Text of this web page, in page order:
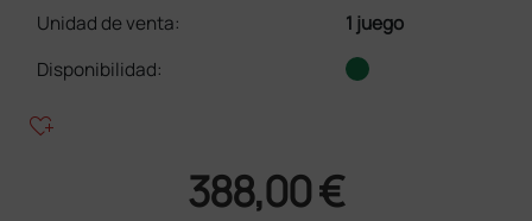
Unidad de venta:
1 juego
Disponibilidad:
heart_plus
388,00 €